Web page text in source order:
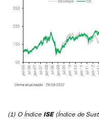
(1) O Índice ISE(Índice de